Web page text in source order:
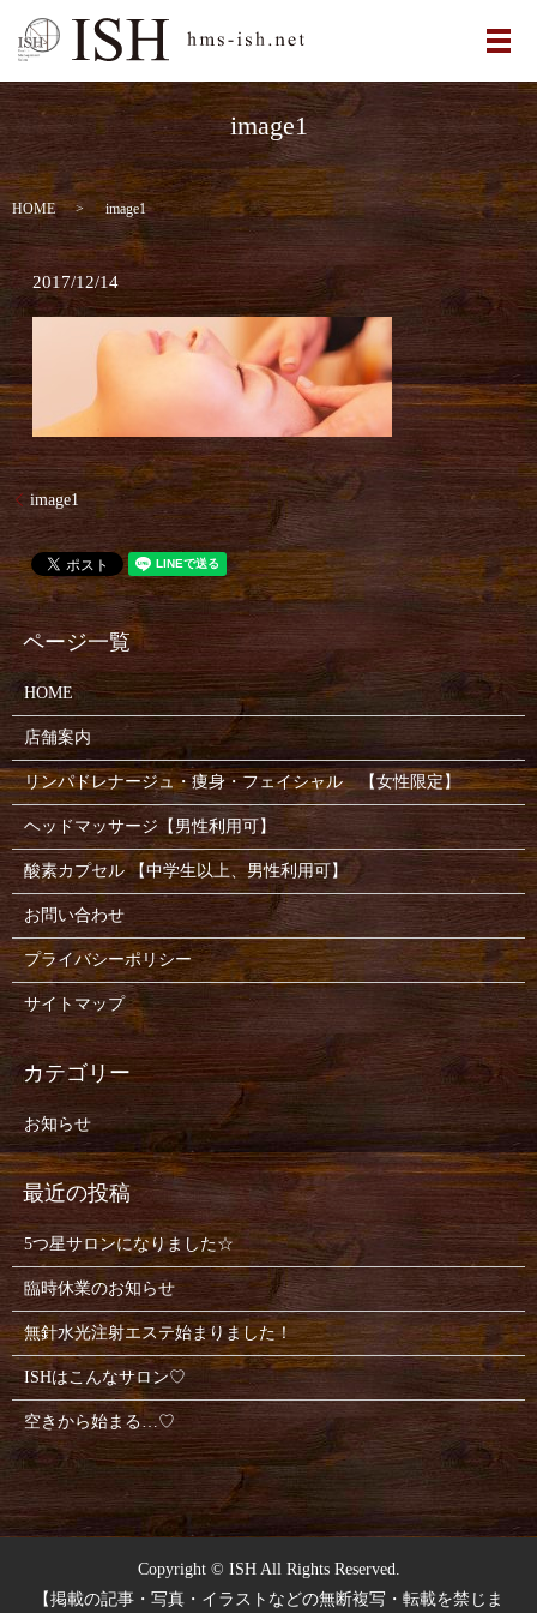
メ
image1
HOME image1
2017/12/14
image1
HOME
店舗案内
リンパドレナージュ・痩身・フェイシャル 【女性限定】
ヘッドマッサージ【男性利用可】
酸素カプセル 【中学生以上、男性利用可】
お問い合わせ
プライバシーポリシー
サイトマップ
お知らせ
5つ星サロンになりました☆
臨時休業のお知らせ
無針水光注射エステ始まりました！
ISHはこんなサロン♡
空きから始まる…♡
Copyright © ISH All Rights Reserved.
【掲載の記事・写真・イラストなどの無断複写・転載を禁じま